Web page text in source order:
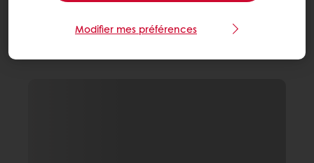
Modifier mes préférences